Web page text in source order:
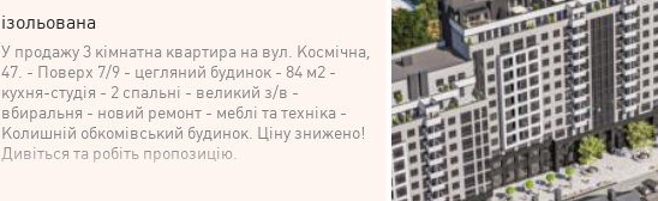
ізольована
У продажу 3 кімнатна квартира на вул. Космічна,
47. - Поверх 7/9 - цегляний будинок - 84 м2 -
кухня-студія - 2 спальні - великий з/в -
вбиральня - новий ремонт - меблі та техніка -
Колишній обкомівський будинок. Ціну знижено!
Дивіться та робіть пропозицію.